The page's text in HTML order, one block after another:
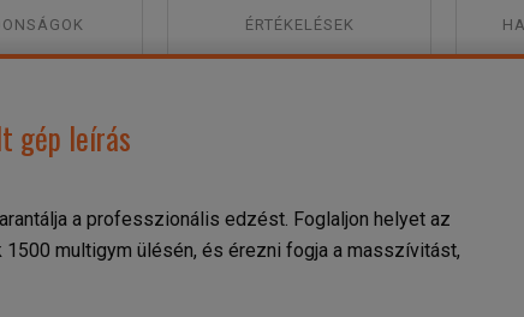
ÉRTÉKELÉSEK
gép leírás
a professzionális edzést. Foglaljon helyet az
multigym ülésén, és érezni fogja a masszívitást,